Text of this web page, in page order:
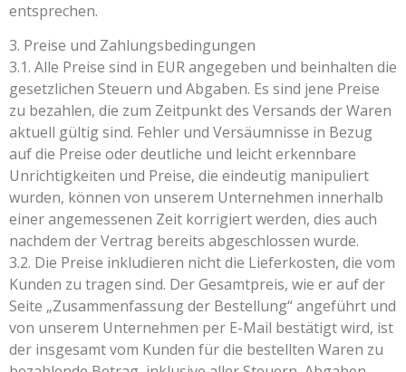
entsprechen.
3. Preise und Zahlungsbedingungen
3.1. Alle Preise sind in EUR angegeben und beinhalten die
gesetzlichen Steuern und Abgaben. Es sind jene Preise
zu bezahlen, die zum Zeitpunkt des Versands der Waren
aktuell gültig sind. Fehler und Versäumnisse in Bezug
auf die Preise oder deutliche und leicht erkennbare
Unrichtigkeiten und Preise, die eindeutig manipuliert
wurden, können von unserem Unternehmen innerhalb
einer angemessenen Zeit korrigiert werden, dies auch
nachdem der Vertrag bereits abgeschlossen wurde.
3.2. Die Preise inkludieren nicht die Lieferkosten, die vom
Kunden zu tragen sind. Der Gesamtpreis, wie er auf der
Seite „Zusammenfassung der Bestellung“ angeführt und
von unserem Unternehmen per E-Mail bestätigt wird, ist
der insgesamt vom Kunden für die bestellten Waren zu